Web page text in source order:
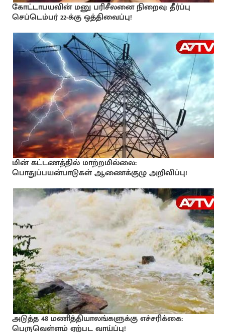
கோட்டாபயவின் மனு பரிசீலனை நிறைவு: தீர்ப்பு
செப்டெம்பர் 22-க்கு ஒத்திவைப்பு!
மின் கட்டணத்தில் மாற்றமில்லை:
பொதுப்பயன்பாடுகள் ஆணைக்குழு அறிவிப்பு!
அடுத்த 48 மணித்தியாலங்களுக்கு எச்சரிக்கை:
பெருவெள்ளம் ஏற்பட வாய்ப்பு!